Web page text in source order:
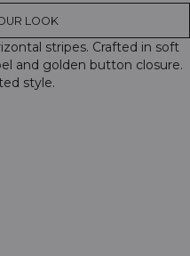
LOOK
stripes. Crafted in soft
and golden button closure.
style.